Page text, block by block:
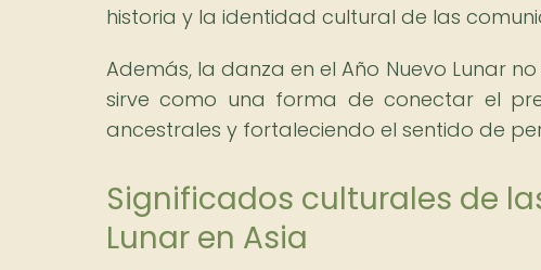
historia y la identidad cultural de las
Además, la danza en el Año Nuevo Lunar
sirve como una forma de conectar el
ancestrales y fortaleciendo el sentido de
Significados culturales de
Lunar en Asia